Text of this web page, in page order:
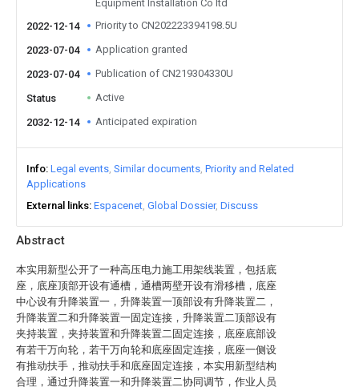
Abstract
本实用新型公开了一种高压电力施工用架线装置，包括底
座，底座顶部开设有通槽，通槽两壁开设有滑移槽，底座
中心设有升降装置一，升降装置一顶部设有升降装置二，
升降装置二和升降装置一固定连接，升降装置二顶部设有
夹持装置，夹持装置和升降装置二固定连接，底座底部设
有若干万向轮，若干万向轮和底座固定连接，底座一侧设
有推动扶手，推动扶手和底座固定连接，本实用新型结构
合理，通过升降装置一和升降装置二协同调节，作业人员
Equipment Installation Co ltd
2022-12-14
Priority to CN202223394198.5U
2023-07-04 Application granted
2023-07-04 Publication of CN219304330U
Status Active
2032-12-14 Anticipated expiration
Info Legal events Similar documents Priority and Related
Applications
External links Espacenet Global Dossier Discuss